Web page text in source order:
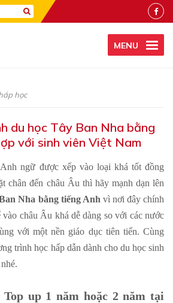
MENU
học
du học Tây Ban Nha bằng
với sinh viên Việt Nam
ngữ được xếp vào loại khá tốt đồng
chân đến châu Âu thì hãy mạnh dạn lên
Nha bằng tiếng Anh vì nơi đây chính
châu Âu khá dễ dàng so với các nước
với một nền giáo dục tiên tiến. Cùng
trình học hấp dẫn dành cho du học sinh
up 1 năm hoặc 2 năm tại